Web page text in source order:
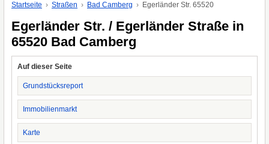
Startseite Straßen Bad Camberg Egerländer Str. 65520
Egerländer Str. / Egerländer Straße in
65520 Bad Camberg
Auf dieser Seite
Grundstücksreport
Immobilienmarkt
Karte